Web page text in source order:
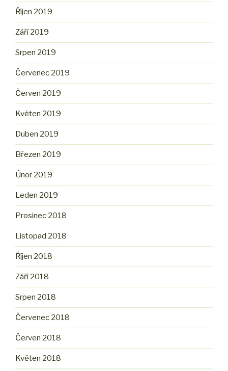
Říjen 2019
Září 2019
Srpen 2019
Červenec 2019
Červen 2019
Květen 2019
Duben 2019
Březen 2019
Únor 2019
Leden 2019
Prosinec 2018
Listopad 2018
Říjen 2018
Září 2018
Srpen 2018
Červenec 2018
Červen 2018
Květen 2018